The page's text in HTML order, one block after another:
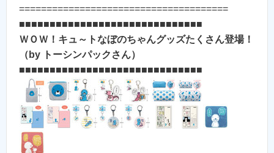
======================================
■■■■■■■■■■■■■■■■■■■■■■■■■■■■■■
ＷＯＷ！キュ～トなぼのちゃんグッズたくさん登場！
（by トーシンパックさん）
■■■■■■■■■■■■■■■■■■■■■■■■■■■■■■